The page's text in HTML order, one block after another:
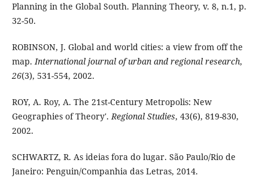
Planning in the Global South. Planning Theory, v. 8, n.1, p.
32-50.
ROBINSON, J. Global and world cities: a view from off the
map.International journal of urban and regional research,
26(3), 531-554, 2002.
ROY, A. Roy, A. The 21st-Century Metropolis: New
Geographies of Theory'.Regional Studies, 43(6), 819-830,
2002.
SCHWARTZ, R. As ideias fora do lugar. São Paulo/Rio de
Janeiro: Penguin/Companhia das Letras, 2014.